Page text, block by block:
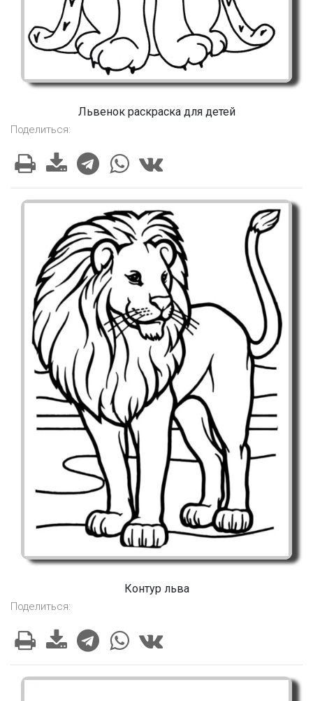
Львенок раскраска для детей
Поделиться:
Контур льва
Поделиться: